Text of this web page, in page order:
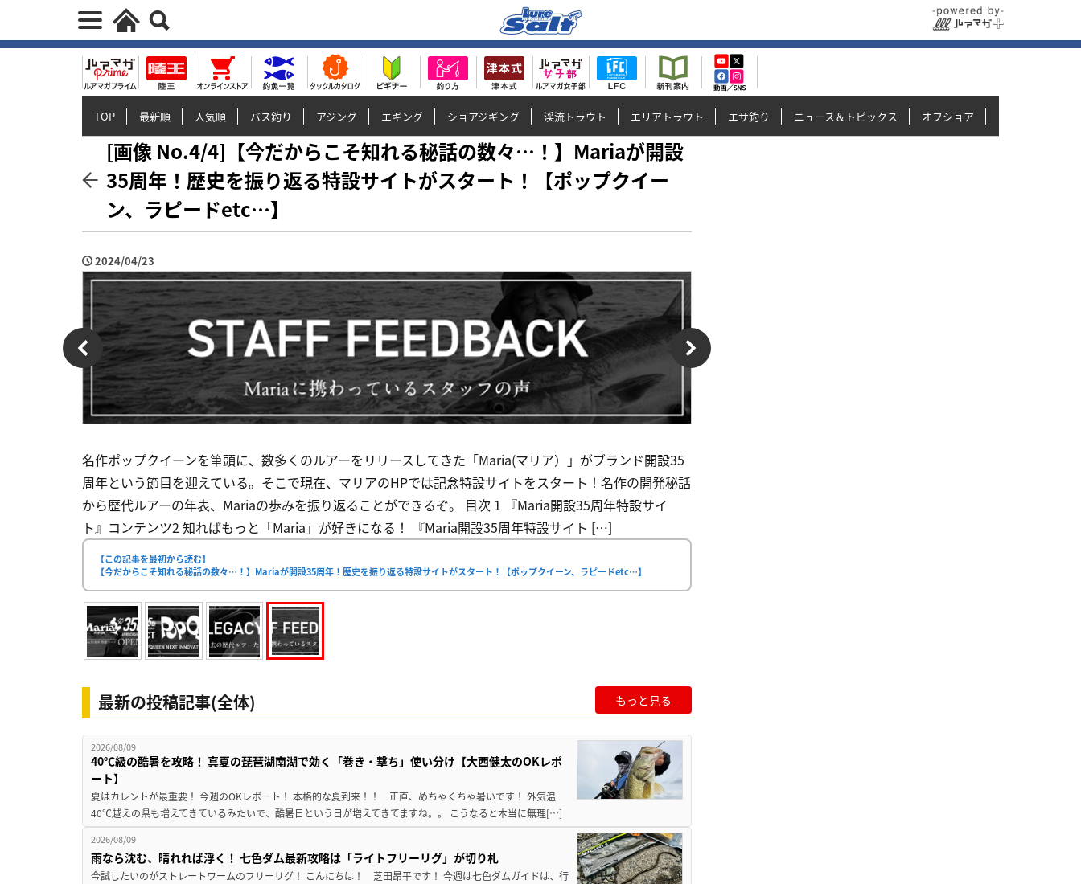
TOP 最新順 人気順 バス釣り アジング エギング ショアジギング 渓流トラウト エリアトラウト エサ釣り ニュース＆トピックス オフショア
[画像 No.4/4]【今だからこそ知れる秘話の数々…！】Mariaが開設
35周年！歴史を振り返る特設サイトがスタート！【ポップクイー
ン、ラピードetc…】
2024/04/23
名作ポップクイーンを筆頭に、数多くのルアーをリリースしてきた「Maria(マリア）」がブランド開設35
周年という節目を迎えている。そこで現在、マリアのHPでは記念特設サイトをスタート！名作の開発秘話
から歴代ルアーの年表、Mariaの歩みを振り返ることができるぞ。 目次 1 『Maria開設35周年特設サイ
ト』コンテンツ2 知ればもっと「Maria」が好きになる！ 『Maria開設35周年特設サイト […]
【この記事を最初から読む】
【今だからこそ知れる秘話の数々…！】Mariaが開設35周年！歴史を振り返る特設サイトがスタート！【ポップクイーン、ラピードetc…】
最新の投稿記事(全体) もっと見る
2026/08/09
40℃級の酷暑を攻略！ 真夏の琵琶湖南湖で効く「巻き・撃ち」使い分け【大西健太のOKレポ
ート】
夏はカレントが最重要！ 今週のOKレポート！ 本格的な夏到来！！ 正直、めちゃくちゃ暑いです！ 外気温
40℃越えの県も増えてきているみたいで、酷暑日という日が増えてきてますね。。 こうなると本当に無理[…]
2026/08/09
雨なら沈む、晴れれば浮く！ 七色ダム最新攻略は「ライトフリーリグ」が切り札
今試したいのがストレートワームのフリーリグ！ こんにちは！ 芝田昂平です！ 今週は七色ダムガイドは、行